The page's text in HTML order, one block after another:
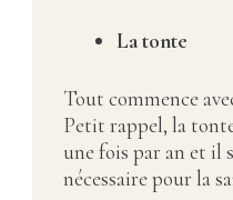
La tonte
Tout commence
Petit rappel, la
une fois par an et il
nécessaire pour la